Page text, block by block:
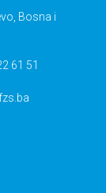
Bosna i
61 51